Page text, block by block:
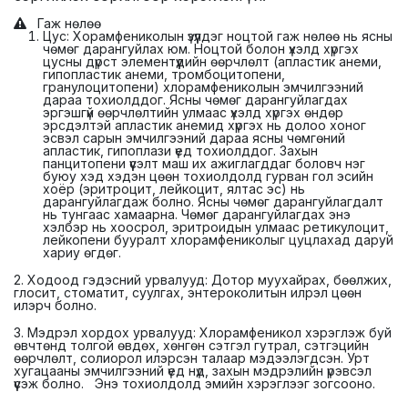
Гаж нөлөө
Цус: Хорамфениколын үзүүлдэг ноцтой гаж нөлөө нь ясны
чөмөг дарангуйлах юм. Ноцтой болон үхэлд хүргэх
цусны дүрст элементүүдийн өөрчлөлт (апластик анеми,
гипопластик анеми, тромбоцитопени,
гранулоцитопени) хлорамфениколын эмчилгээний
дараа тохиолддог. Ясны чөмөг дарангуйлагдах
эргэшгүй өөрчлөлтийн улмаас үхэлд хүргэх өндөр
эрсдэлтэй апластик анемид хүргэх нь долоо хоног
эсвэл сарын эмчилгээний дараа ясны чөмгөний
апластик, гипоплази үед тохиолддог. Захын
панцитопени үүсэлт маш их ажиглагддаг боловч нэг
буюу хэд хэдэн цөөн тохиолдолд гурван гол эсийн
хоёр (эритроцит, лейкоцит, ялтас эс) нь
дарангуйлагдаж болно. Ясны чөмөг дарангуйлагдалт
нь тунгаас хамаарна. Чөмөг дарангуйлагдах энэ
хэлбэр нь хоосрол, эритроидын улмаас ретикулоцит,
лейкопени бууралт хлорамфениколыг цуцлахад даруй
хариу өгдөг.
2. Ходоод гэдэсний урвалууд: Дотор муухайрах, бөөлжих,
глосит, стоматит, суулгах, энтероколитын илрэл цөөн
илэрч болно.
3. Мэдрэл хордох урвалууд: Хлорамфеникол хэрэглэж буй
өвчтөнд толгой өвдөх, хөнгөн сэтгэл гутрал, сэтгэцийн
өөрчлөлт, солиорол илэрсэн талаар мэдээлэгдсэн. Урт
хугацааны эмчилгээний үед нүд, захын мэдрэлийн үрэвсэл
үүсэж болно. Энэ тохиолдолд эмийн хэрэглээг зогсооно.